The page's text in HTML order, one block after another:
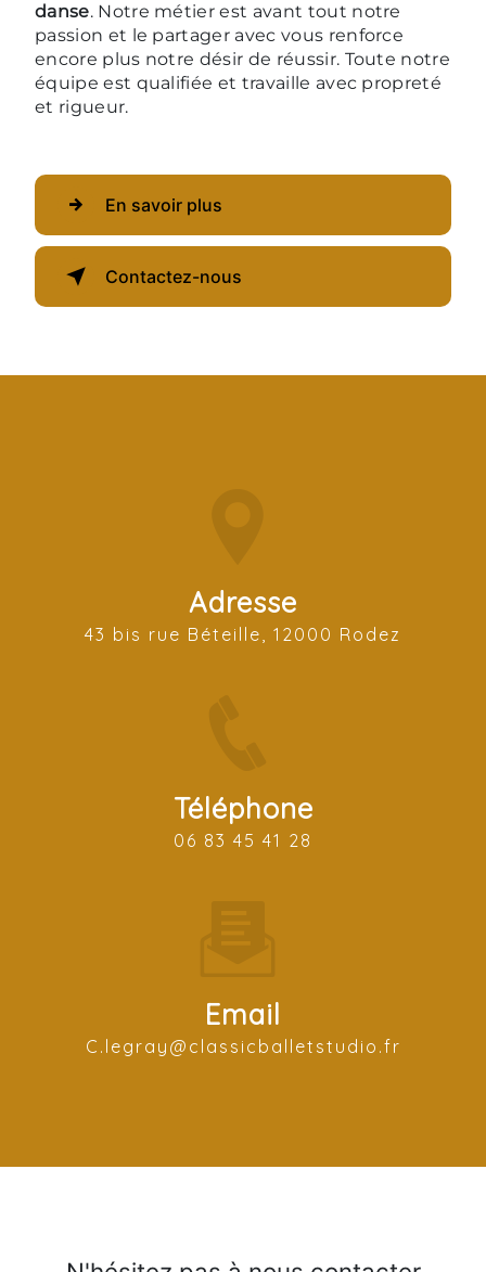
danse. Notre métier est avant tout notre
passion et le partager avec vous renforce
encore plus notre désir de réussir. Toute notre
équipe est qualifiée et travaille avec propreté
et rigueur.
En savoir plus
Contactez-nous
Adresse
43 bis rue Béteille, 12000 Rodez
Téléphone
06 83 45 41 28
Email
c.legray@classicballetstudio.fr